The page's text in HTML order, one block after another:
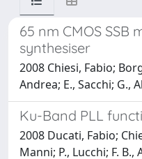
65 nm CMOS SSB
synthesiser
2008 Chiesi, Fabio;
Andrea; E., Sacchi; G.,
Ku-Band PLL
2008 Ducati, Fabio;
Manni; P., Lucchi; F.